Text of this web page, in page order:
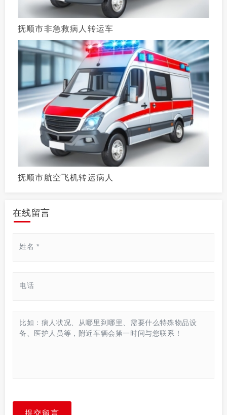
抚顺市非急救病人转运车
抚顺市航空飞机转运病人
在线留言
提交留言